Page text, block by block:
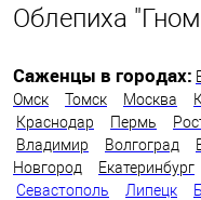
Облепиха
Саженцы в городах:
Омск
Томск Москва
Краснодар
Пермь
Владимир
Волгоград
Новгород
Екатеринбург
Севастополь
Липецк